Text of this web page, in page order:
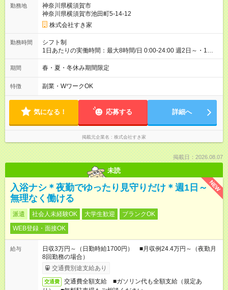
30日（※条件変更なし）ですが、切り上げで一ヶ月とさせてい
ただきます。 研修制度あり：15時間(研修中も同時給）
勤務地
神奈川県横須賀市
神奈川県横須賀市池田町5-14-12
株式会社すき家
勤務時間
シフト制
1日あたりの実働時間：最大8時間/日 0:00-24:00 週2日～・1日
2h～OK ＜シフト例＞ 〇朝帯 5:00-9:00 〇昼帯 9:00-14:00 〇午
後帯 14:00-18:00 〇夜帯 18:00-22:00 〇深夜帯 22:00-翌5:00 基
ます♪
期間 春・夏・冬休み期間限定
特徴 副業・WワークOK
気になる！ 応募する 詳細へ
掲載元企業名 株式会社すき家
掲載日：2026.08.07
未読
NEW
入浴ナシ＊夜勤でゆったり見守りだけ＊週1日～
無理なく働ける
派遣 社会人未経験OK 大学生歓迎
ブランクOK
WEB登録・面接OK
給与
日収3万円～（日勤時給1700円） ■月収例24.4万円～（夜勤月
8回勤務の場合）
交通費別途支給あり
交通費
交通費全額支給 ■ガソリン代も全額支給（規定あ